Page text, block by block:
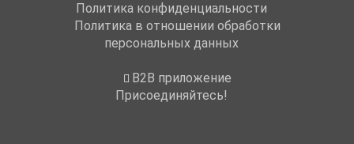
Политика конфиденциальности
Политика в отношении обработки
персональных данных
B2B приложение
Присоединяйтесь!